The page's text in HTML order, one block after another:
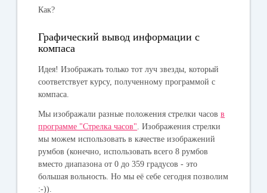
Как?
Графический вывод информации с
компаса
Идея! Изображать только тот луч звезды, который
соответствует курсу, полученному программой с
компаса.
Мы изображали разные положения стрелки часовв
программе "Стрелка часов" . Изображения стрелки
мы можем использовать в качестве изображений
румбов (конечно, использовать всего 8 румбов
вместо диапазона от 0 до 359 градусов - это
большая вольность. Но мы её себе сегодня позволим
:-)).